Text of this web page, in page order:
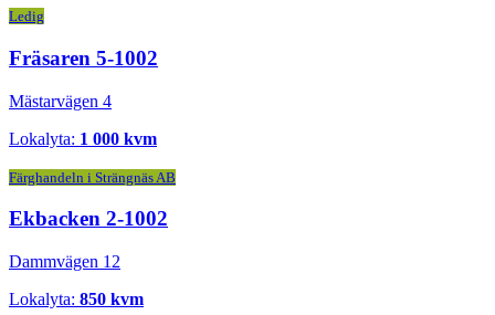
Ledig
Fräsaren 5-1002
Mästarvägen 4
Lokalyta: 1 000 kvm
Färghandeln i Strängnäs AB
Ekbacken 2-1002
Dammvägen 12
Lokalyta: 850 kvm